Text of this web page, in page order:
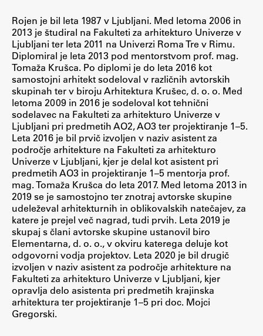
Raziskovanje
Raziskovalni projekti
Dosežki
Inštituti
Svetlobni LAB
Delo
Seminarji
Seminarske teme
Gostujoči profesor
Delavnice
Študentski projekti
Ekskurzije
Rojen je bil leta 1987 v Ljubljani. Med letoma 2006 in
2013 je študiral na Fakulteti za arhitekturo Univerze v
Ljubljani ter leta 2011 na Univerzi Roma Tre v Rimu.
Diplomiral je leta 2013 pod mentorstvom prof. mag.
Tomaža Krušca. Po diplomi je do leta 2016 kot
samostojni arhitekt sodeloval v različnih avtorskih
skupinah ter v biroju Arhitektura Krušec, d. o. o. Med
letoma 2009 in 2016 je sodeloval kot tehnični
sodelavec na Fakulteti za arhitekturo Univerze v
Ljubljani pri predmetih AO2, AO3 ter projektiranje 1–5.
Leta 2016 je bil prvič izvoljen v naziv asistent za
področje arhitekture na Fakulteti za arhitekturo
Univerze v Ljubljani, kjer je delal kot asistent pri
predmetih AO3 in projektiranje 1–5 mentorja prof.
mag. Tomaža Krušca do leta 2017. Med letoma 2013 in
2019 se je samostojno ter znotraj avtorske skupine
udeleževal arhitekturnih in oblikovalskih natečajev, za
katere je prejel več nagrad, tudi prvih. Leta 2019 je
skupaj s člani avtorske skupine ustanovil biro
Elementarna, d. o. o., v okviru katerega deluje kot
odgovorni vodja projektov. Leta 2020 je bil drugič
izvoljen v naziv asistent za področje arhitekture na
Fakulteti za arhitekturo Univerze v Ljubljani, kjer
opravlja delo asistenta pri predmetih krajinska
arhitektura ter projektiranje 1–5 pri doc. Mojci
Gregorski.